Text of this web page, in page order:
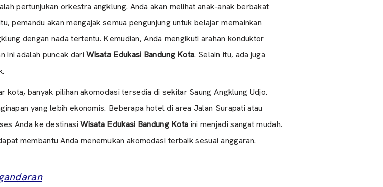
pertunjukan orkestra angklung. Anda akan melihat anak-anak berbakat
pemandu akan mengajak semua pengunjung untuk belajar memainkan
dengan nada tertentu. Kemudian, Anda mengikuti arahan konduktor
ini adalah puncak dariWisata Edukasi Bandung Kota. Selain itu, ada juga
kota, banyak pilihan akomodasi tersedia di sekitar Saung Angklung Udjo.
yang lebih ekonomis. Beberapa hotel di area Jalan Surapati atau
Anda ke destinasiWisata Edukasi Bandung Kota ini menjadi sangat mudah.
membantu Anda menemukan akomodasi terbaik sesuai anggaran.